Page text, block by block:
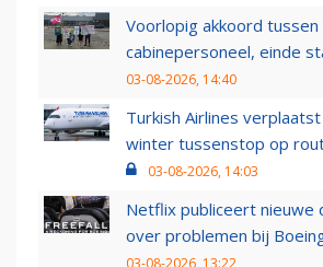
Voorlopig akkoord tussen
cabinepersoneel, einde
03-08-2026, 14:40
Turkish Airlines
winter tussenstop op
03-08-2026, 14:03
Netflix publiceert nieuwe
over problemen bij
03-08-2026, 13:22